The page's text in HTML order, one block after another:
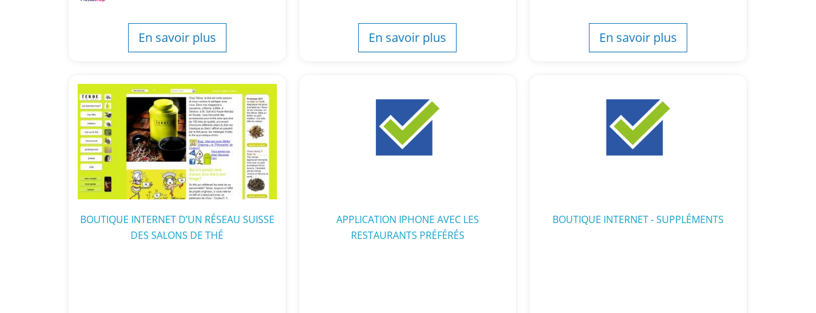
En savoir plus En savoir plus En savoir plus
BOUTIQUE INTERNET D’UN RÉSEAU SUISSE
DES SALONS DE THÉ
APPLICATION IPHONE AVEC LES
RESTAURANTS PRÉFÉRÉS
BOUTIQUE INTERNET - SUPPLÉMENTS